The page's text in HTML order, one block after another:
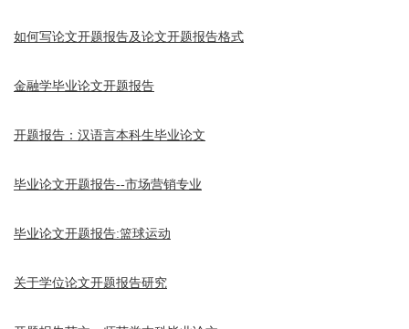
如何写论文开题报告及论文开题报告格式
金融学毕业论文开题报告
开题报告：汉语言本科生毕业论文
毕业论文开题报告--市场营销专业
毕业论文开题报告:篮球运动
关于学位论文开题报告研究